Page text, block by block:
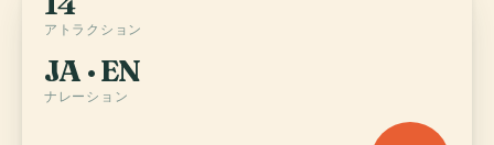
アトラクション
JA · EN
ナレーション